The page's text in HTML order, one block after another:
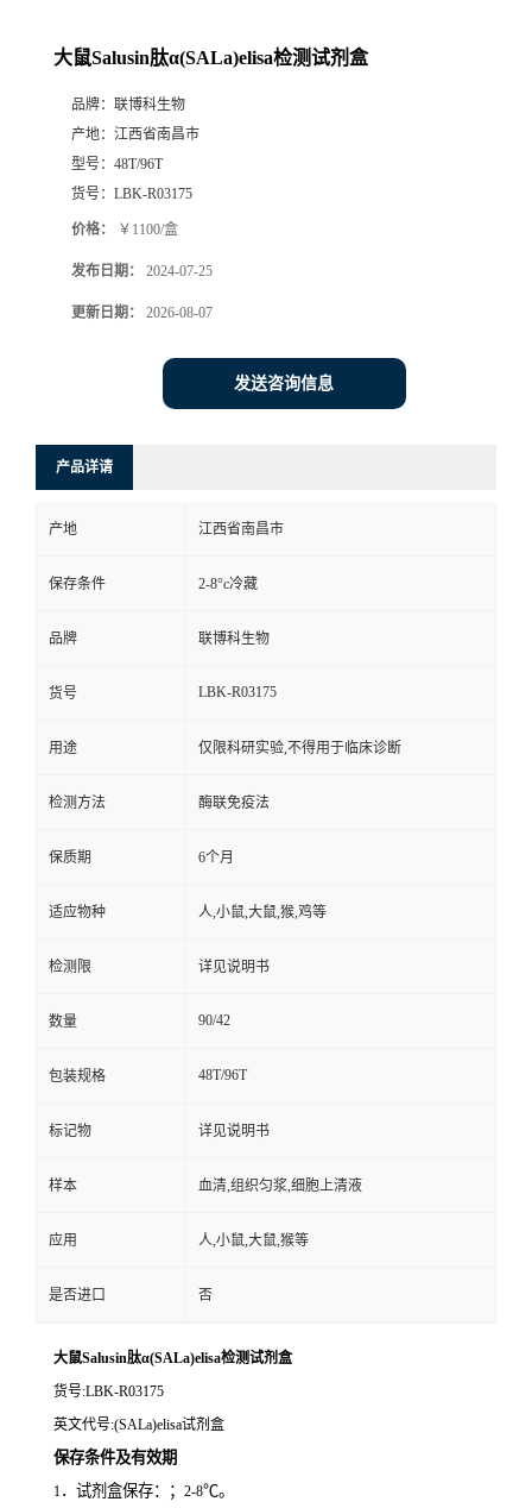
大鼠Salusin肽α(SALa)elisa检测试剂盒
品牌： 联博科生物
产地： 江西省南昌市
型号： 48T/96T
货号： LBK-R03175
价格： ￥1100/盒
发布日期： 2024-07-25
更新日期： 2026-08-07
发送咨询信息
产品详请
产地 江西省南昌市
保存条件 2-8°c冷藏
品牌 联博科生物
货号 LBK-R03175
用途 仅限科研实验,不得用于临床诊断
检测方法 酶联免疫法
保质期 6个月
适应物种 人,小鼠,大鼠,猴,鸡等
检测限 详见说明书
数量 90/42
包装规格 48T/96T
标记物 详见说明书
样本 血清,组织匀浆,细胞上清液
应用 人,小鼠,大鼠,猴等
是否进口 否
大鼠Salusin肽α(SALa)elisa检测试剂盒
货号:LBK-R03175
英文代号:(SALa)elisa试剂盒
保存条件及有效期
1．试剂盒保存：； 2-8℃。